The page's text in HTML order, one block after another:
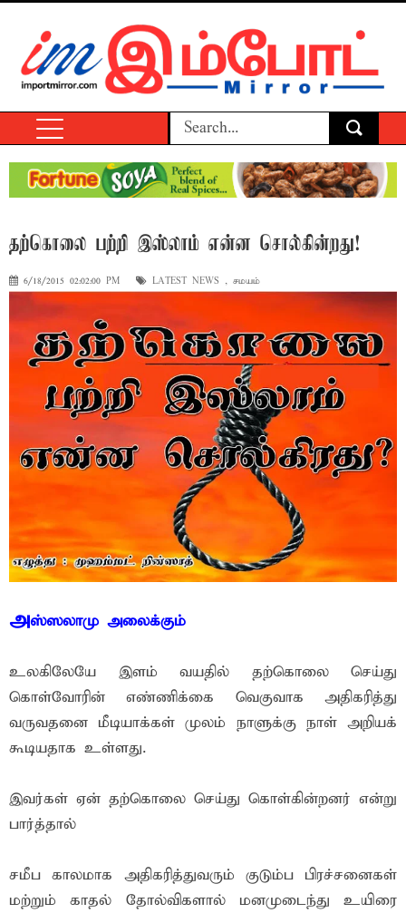
தற்கொலை பற்றி இஸ்லாம் என்ன சொல்கின்றது!
6/18/2015 02:02:00 PM LATEST NEWS , சமயம்
அஸ்ஸலாமு அலைக்கும்
உலகிலேயே இளம் வயதில் தற்கொலை செய்து
கொள்வோரின் எண்ணிக்கை வெகுவாக அதிகரித்து
வருவதனை மீடியாக்கள் முலம் நாளுக்கு நாள் அறியக்
கூடியதாக உள்ளது.
இவர்கள் ஏன் தற்கொலை செய்து காெள்கின்றனர் என்று
பார்த்தால்
சமீப காலமாக அதிகரித்துவரும் குடும்ப பிரச்சனைகள்
மற்றும் காதல் தோல்விகளால் மனமுடைந்து உயிரை